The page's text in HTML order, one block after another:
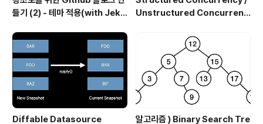
들기 (2) - 테마 적용(with Jekyl
Unstructured Concurrenc
Diffable Datasource
알고리즘 ) Binary Search Tre